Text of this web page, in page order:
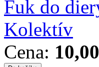
Fuk do
Kolektív
Cena: